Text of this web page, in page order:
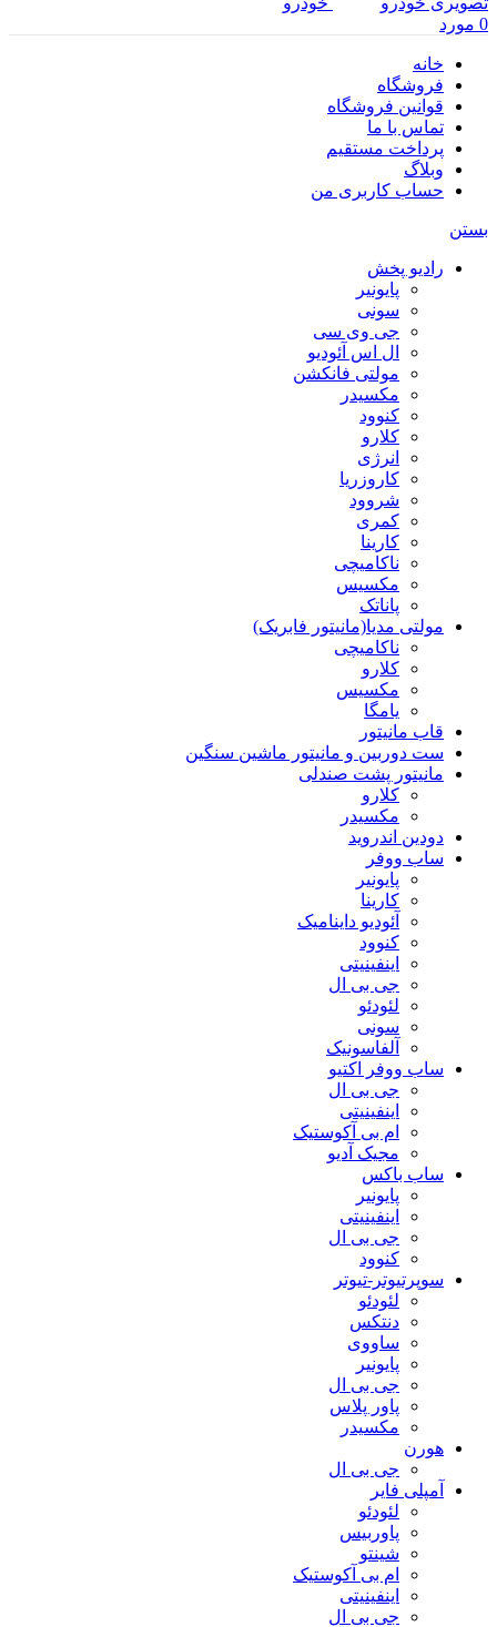
0 مورد
خانه
فروشگاه
قوانین فروشگاه
تماس با ما
پرداخت مستقیم
وبلاگ
حساب کاربری من
بستن
رادیو پخش
پایونیر
سونی
جی وی سی
ال اس آئودیو
مولتی فانکشن
مکسیدر
کنوود
کلارو
انرژی
کاروزریا
شروود
کمری
کارینا
ناکامیچی
مکسیس
پاناتک
مولتی مدیا(مانیتور فابریک)
ناکامیچی
کلارو
مکسیس
یامگا
قاب مانیتور
ست دوربین و مانیتور ماشین سنگین
مانیتور پشت صندلی
کلارو
مکسیدر
دودین اندروید
ساب ووفر
پایونیر
کارینا
آئودیو داینامیک
کنوود
اینفینیتی
جی بی ال
لئودئو
سونی
آلفاسونیک
ساب ووفر اکتیو
جی بی ال
اینفینیتی
ام بی آکوستیک
مجیک آدیو
ساب باکس
پایونیر
اینفینیتی
جی بی ال
کنوود
سوپرتیوتر-تیوتر
لئودئو
دنتکس
ساووی
پایونیر
جی بی ال
پاور پلاس
مکسیدر
هورن
جی بی ال
آمپلی فایر
لئودئو
پاوربیس
شینتو
ام بی آکوستیک
اینفینیتی
جی بی ال